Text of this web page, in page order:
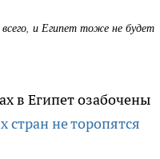
и Египет тоже не будет
в Египет озабочены
стран не торопятся